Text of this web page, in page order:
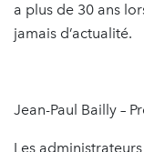
a plus de 30 ans
jamais d’actualité.
Jean-Paul Bailly –
Les